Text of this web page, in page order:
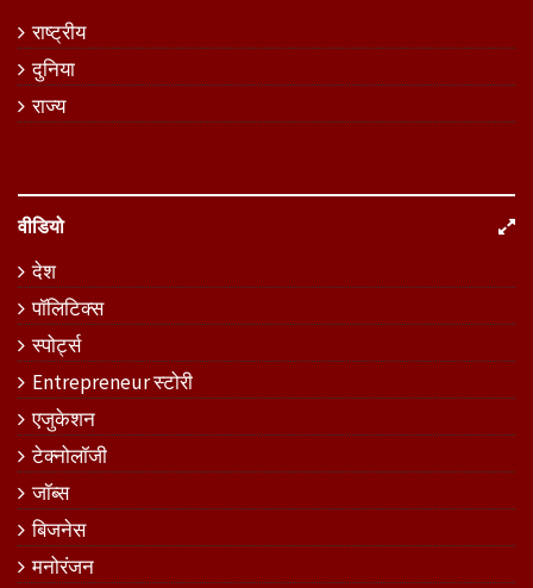
राष्ट्रीय
दुनिया
राज्य
वीडियो
देश
पॉलिटिक्स
स्पोर्ट्स
Entrepreneur स्टोरी
एजुकेशन
टेक्नोलॉजी
जॉब्स
बिजनेस
मनोरंजन